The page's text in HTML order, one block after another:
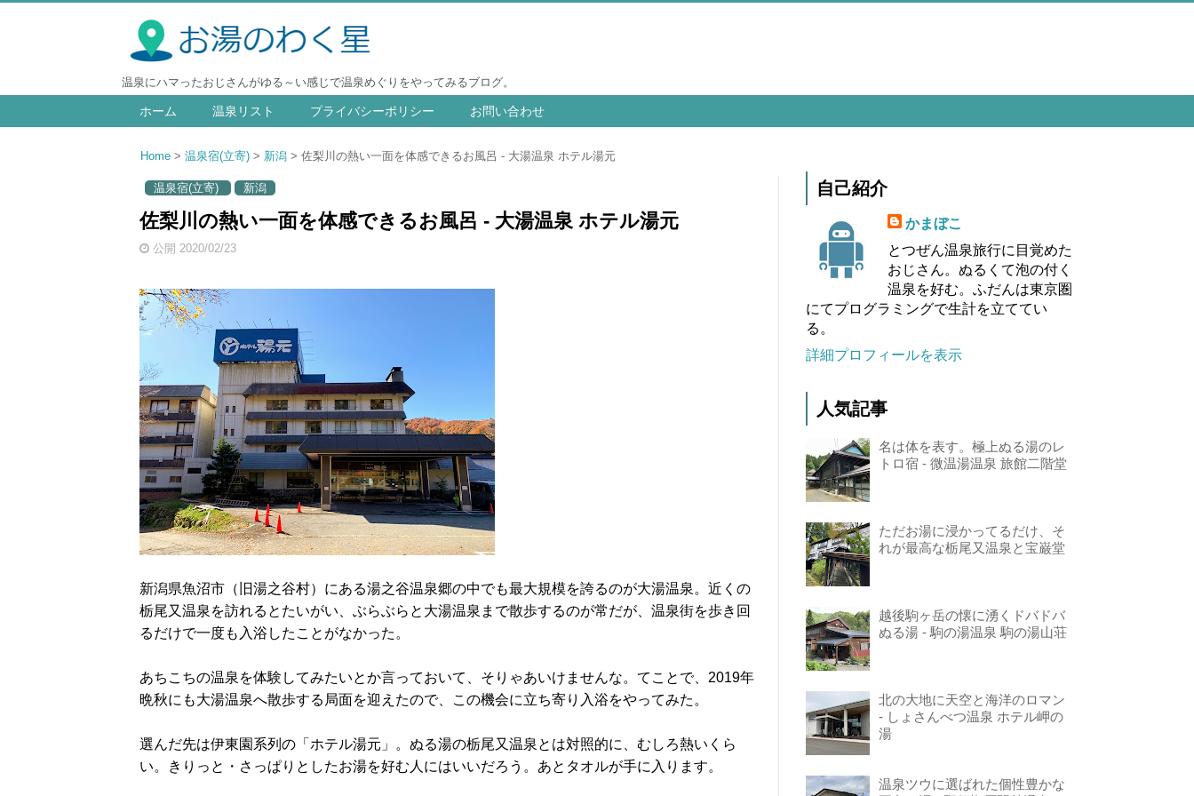
温泉にハマったおじさんがゆる～い感じで温泉めぐりをやってみるブログ。
ホーム 温泉リスト プライバシーポリシー お問い合わせ
Home 温泉宿(立寄) 新潟 佐梨川の熱い一面を体感できるお風呂 - 大湯温泉 ホテル湯元
温泉宿(立寄) 新潟
佐梨川の熱い一面を体感できるお風呂 - 大湯温泉 ホテル湯元
公開 2020/02/23
新潟県魚沼市（旧湯之谷村）にある湯之谷温泉郷の中でも最大規模を誇るのが大湯温泉。近くの
栃尾又温泉を訪れるとたいがい、ぶらぶらと大湯温泉まで散歩するのが常だが、温泉街を歩き回
るだけで一度も入浴したことがなかった。
あちこちの温泉を体験してみたいとか言っておいて、そりゃあいけませんな。てことで、2019年
晩秋にも大湯温泉へ散歩する局面を迎えたので、この機会に立ち寄り入浴をやってみた。
選んだ先は伊東園系列の「ホテル湯元」。ぬる湯の栃尾又温泉とは対照的に、むしろ熱いくら
い。きりっと・さっぱりとしたお湯を好む人にはいいだろう。あとタオルが手に入ります。
自己紹介
かまぼこ
とつぜん温泉旅行に目覚めた
おじさん。ぬるくて泡の付く
温泉を好む。ふだんは東京圏
にてプログラミングで生計を立ててい
る。
詳細プロフィールを表示
人気記事
名は体を表す。極上ぬる湯のレ
トロ宿 - 微温湯温泉 旅館二階堂
ただお湯に浸かってるだけ、そ
れが最高な栃尾又温泉と宝巌堂
越後駒ヶ岳の懐に湧くドバドバ
ぬる湯 - 駒の湯温泉 駒の湯山荘
北の大地に天空と海洋のロマン
- しょさんべつ温泉 ホテル岬の
湯
温泉ツウに選ばれた個性豊かな